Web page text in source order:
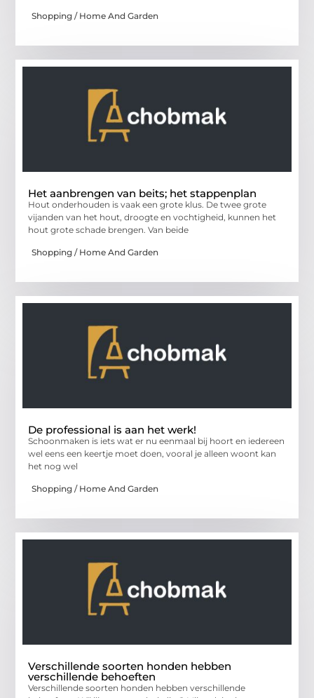
Shopping / Home And Garden
Het aanbrengen van beits; het stappenplan
Hout onderhouden is vaak een grote klus. De twee grote
vijanden van het hout, droogte en vochtigheid, kunnen het
hout grote schade brengen. Van beide
Shopping / Home And Garden
De professional is aan het werk!
Schoonmaken is iets wat er nu eenmaal bij hoort en iedereen
wel eens een keertje moet doen, vooral je alleen woont kan
het nog wel
Shopping / Home And Garden
Verschillende soorten honden hebben
verschillende behoeften
Verschillende soorten honden hebben verschillende